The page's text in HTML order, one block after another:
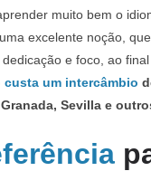
muito bem o
excelente noção,
e foco, ao
custa um intercâmbio
Sevilla e